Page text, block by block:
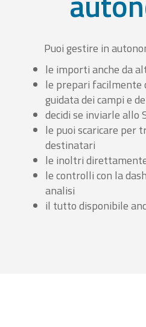
Puoi gestire in
le importi anche da
le prepari facilmente
guidata dei campi e
decidi se inviarle allo
le puoi scaricare per
destinatari
le inoltri
le controlli con la
analisi
il tutto disponibile